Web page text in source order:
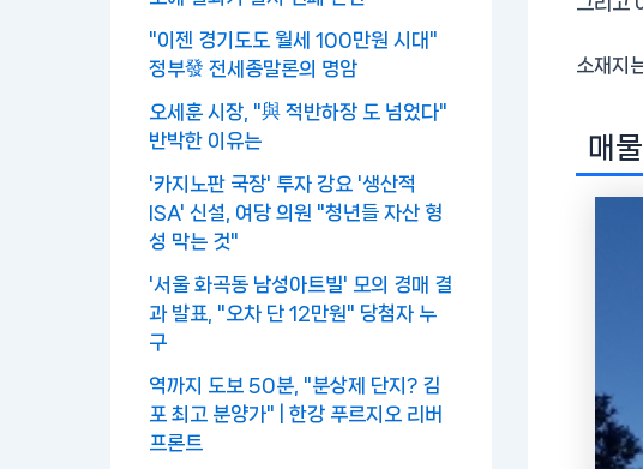
"이젠 경기도도 월세 100만원 시대"
정부發 전세종말론의 명암
오세훈 시장, "與 적반하장 도 넘었다"
반박한 이유는
'카지노판 국장' 투자 강요 '생산적
ISA' 신설, 여당 의원 "청년들 자산 형
성 막는 것"
'서울 화곡동 남성아트빌' 모의 경매 결
과 발표, "오차 단 12만원" 당첨자 누
구
역까지 도보 50분, "분상제 단지? 김
포 최고 분양가" | 한강 푸르지오 리버
프론트
소재지
매